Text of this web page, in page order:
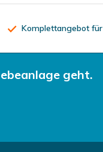
Komplettangebot für
geht.